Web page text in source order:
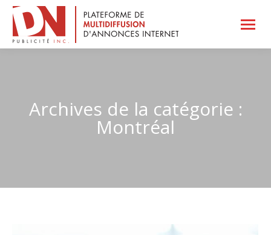
Archives de la catégorie :
Montréal